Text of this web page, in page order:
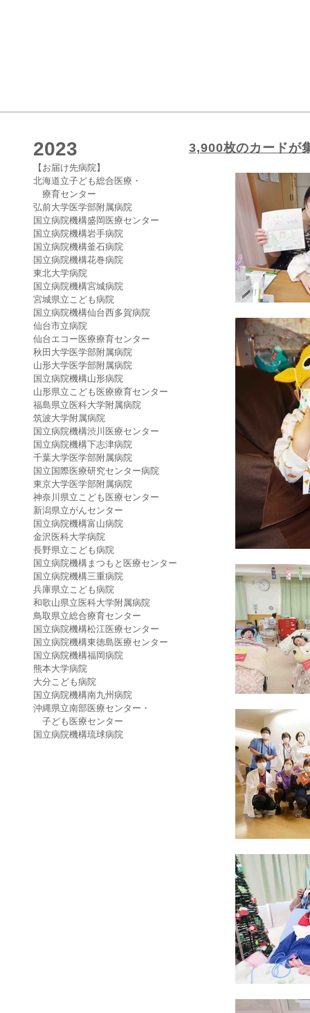
2023
【 お届け先病院】
北海道立子ども総合医療・
療育センター
弘前大学医学部附属病院
国立病院機構盛岡医療センター
国立病院機構岩手病院
国立病院機構釜石病院
国立病院機構花巻病院
東北大学病院
国立病院機構宮城病院
宮城県立こども病院
国立病院機構仙台西多賀病院
仙台市立病院
仙台エコー医療療育センター
秋田大学医学部附属病院
山形大学医学部附属病院
国立病院機構山形病院
山形県立こども医療療育センター
福島県立医科大学附属病院
筑波大学附属病院
国立病院機構渋川医療センター
国立病院機構下志津病院
千葉大学医学部附属病院
国立国際医療研究センター病院
東京大学医学部附属病院
神奈川県立こども医療センター
新潟県立がんセンター
国立病院機構富山病院
金沢医科大学病院
長野県立こども病院
国立病院機構まつもと医療センター
国立病院機構三重病院
兵庫県立こども病院
和歌山県立医科大学附属病院
鳥取県立総合療育センター
国立病院機構松江医療センター
国立病院機構東徳島医療センター
国立病院機構福岡病院
熊本大学病院
大分こども病院
国立病院機構南九州病院
沖縄県立南部医療センター・
子ども医療センター
国立病院機構琉球病院
3,900枚のカードが